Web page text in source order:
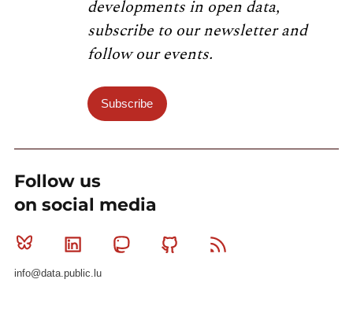
developments in open data,
subscribe to our newsletter and
follow our events.
Subscribe
Follow us
on social media
Bluesky Linkedin MastodonGithub
info@data.public.lu